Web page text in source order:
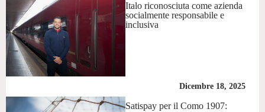
Italo riconosciuta come azienda
socialmente responsabile e
inclusiva
Dicembre 18, 2025
Satispay per il Como 1907: